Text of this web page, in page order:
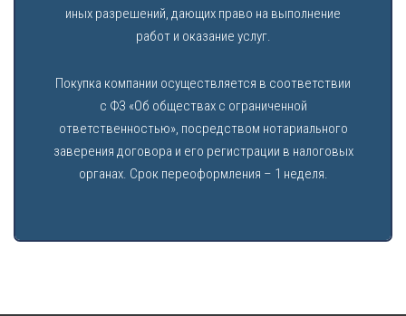
иных разрешений, дающих право на выполнение
работ и оказание услуг.
Покупка компании осуществляется в соответствии
с ФЗ «Об обществах с ограниченной
ответственностью», посредством нотариального
заверения договора и его регистрации в налоговых
органах. Срок переоформления – 1 неделя.